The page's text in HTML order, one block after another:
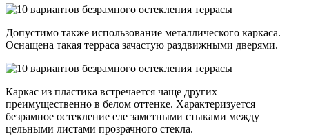
Допустимо также использование металлического каркаса.
Оснащена такая терраса зачастую раздвижными дверями.
Каркас из пластика встречается чаще других
преимущественно в белом оттенке. Характеризуется
безрамное остекление еле заметными стыками между
цельными листами прозрачного стекла.